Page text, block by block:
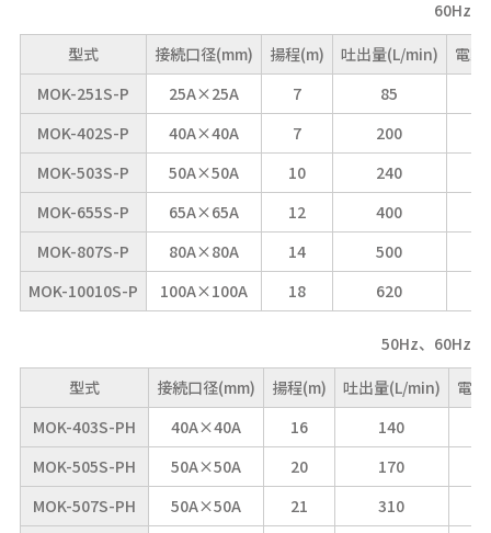
60Hz
型式
接続口径(mm) 揚程(m) 吐出量(L/min)
電動
MOK-251S-P
25A×25A 7
85
MOK-402S-P
40A×40A 7
200
MOK-503S-P
50A×50A 10
240
MOK-655S-P
65A×65A 12
400
MOK-807S-P
80A×80A 14
500
MOK-10010S-P
100A×100A 18 620
50Hz、60Hz
型式
接続口径(mm) 揚程(m) 吐出量(L/min)
電
MOK-403S-PH
40A×40A 16
140
MOK-505S-PH
50A×50A 20
170
MOK-507S-PH
50A×50A 21
310